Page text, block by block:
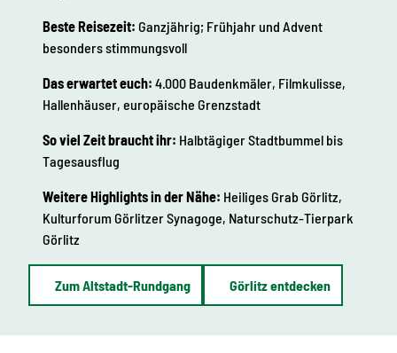
Beste Reisezeit: Ganzjährig; Frühjahr und Advent
besonders stimmungsvoll
Das erwartet euch: 4.000 Baudenkmäler, Filmkulisse,
Hallenhäuser, europäische Grenzstadt
So viel Zeit braucht ihr: Halbtägiger Stadtbummel bis
Tagesausflug
Weitere Highlights in der Nähe: Heiliges Grab Görlitz,
Kulturforum Görlitzer Synagoge, Naturschutz-Tierpark
Görlitz
Zum Altstadt-Rundgang Görlitz entdecken